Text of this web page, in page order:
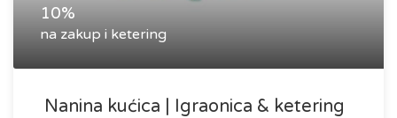
10%
na zakup i ketering
Nanina kućica | Igraonica & ketering